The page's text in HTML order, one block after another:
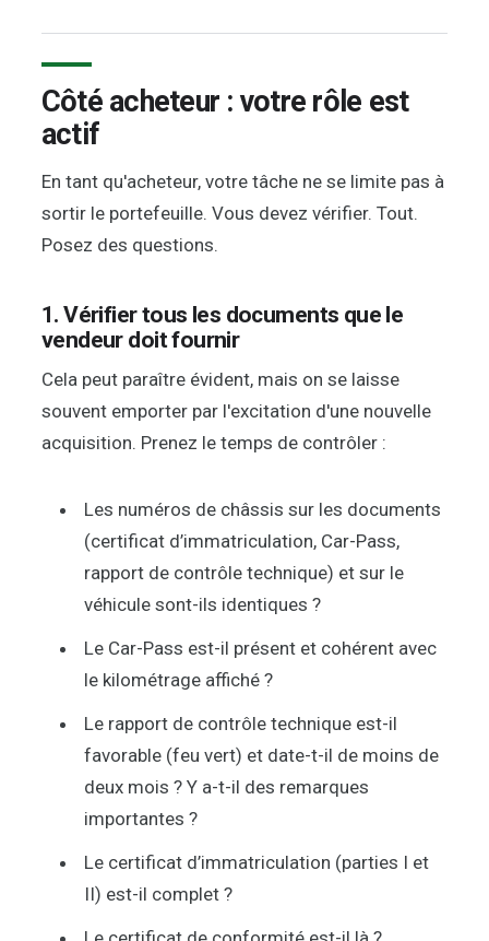
Côté acheteur : votre rôle est
actif
En tant qu'acheteur, votre tâche ne se limite pas à
sortir le portefeuille. Vous devez vérifier. Tout.
Posez des questions.
1. Vérifier tous les documents que le
vendeur doit fournir
Cela peut paraître évident, mais on se laisse
souvent emporter par l'excitation d'une nouvelle
acquisition. Prenez le temps de contrôler :
Les numéros de châssis sur les documents
(certificat d’immatriculation, Car-Pass,
rapport de contrôle technique) et sur le
véhicule sont-ils identiques ?
Le Car-Pass est-il présent et cohérent avec
le kilométrage affiché ?
Le rapport de contrôle technique est-il
favorable (feu vert) et date-t-il de moins de
deux mois ? Y a-t-il des remarques
importantes ?
Le certificat d’immatriculation (parties I et
II) est-il complet ?